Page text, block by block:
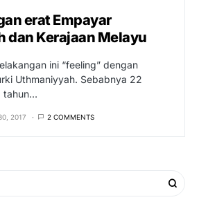
erat Empayar
dan Kerajaan Melayu
ini “feeling” dengan
Uthmaniyyah. Sebabnya 22
tahun…
2017 2 COMMENTS